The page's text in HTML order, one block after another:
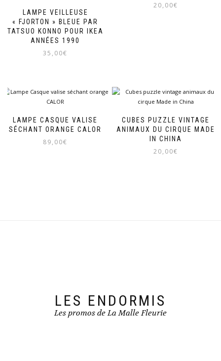
LAMPE VEILLEUSE
« FJORTON » BLEUE PAR
TATSUO KONNO POUR IKEA
ANNÉES 1990
35,00€
20,00€
LAMPE CASQUE VALISE
SÉCHANT ORANGE CALOR
89,00€
CUBES PUZZLE VINTAGE
ANIMAUX DU CIRQUE MADE
IN CHINA
20,00€
LES ENDORMIS
Les promos de La Malle Fleurie